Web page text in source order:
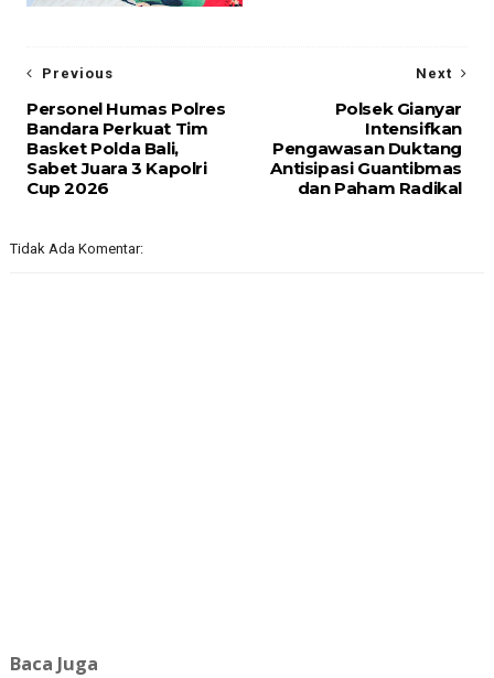
Next
Polsek Gianyar
Intensifkan
Pengawasan Duktang
Antisipasi Guantibmas
dan Paham Radikal
Previous
Personel Humas Polres
Bandara Perkuat Tim
Basket Polda Bali,
Sabet Juara 3 Kapolri
Cup 2026
Tidak Ada Komentar:
Baca Juga